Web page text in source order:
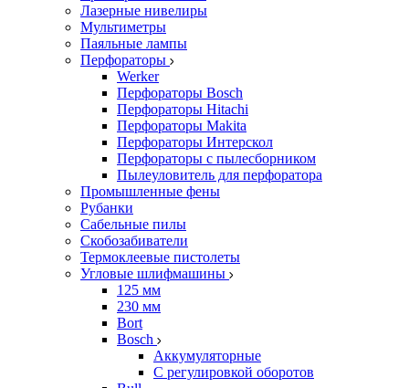
Лазерные нивелиры
Мультиметры
Паяльные лампы
Перфораторы
Werker
Перфораторы Bosch
Перфораторы Hitachi
Перфораторы Makita
Перфораторы Интерскол
Перфораторы с пылесборником
Пылеуловитель для перфоратора
Промышленные фены
Рубанки
Сабельные пилы
Скобозабиватели
Термоклеевые пистолеты
Угловые шлифмашины
125 мм
230 мм
Bort
Bosch
Аккумуляторные
С регулировкой оборотов